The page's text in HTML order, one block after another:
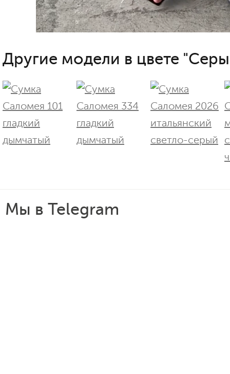
Другие модели в цвете
Мы в Telegram